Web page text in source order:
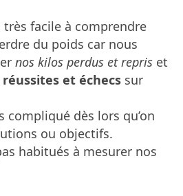
très facile à comprendre
du poids car nous
nos kilos perdus et repris et
et échecs sur
compliqué dès lors qu’on
ou objectifs.
habitués à mesurer nos